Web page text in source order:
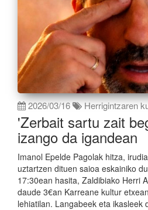
2026/03/16 Herrigintzaren
'Zerbait sartu zait
izango da igandean
Imanol Epelde Pagolak hitza,
uztartzen dituen saioa eskainiko
17:30ean hasita, Zaldibiako Herri
daude 3€an Karreane kultur
lehiatilan. Langabeek eta ikasleek